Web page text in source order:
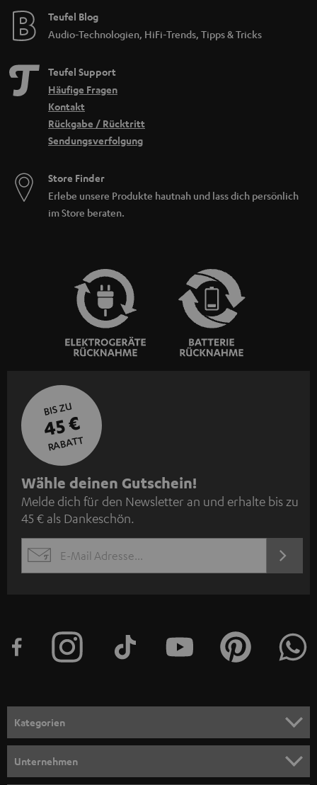
Teufel Blog
Audio-Technologien, HiFi-Trends, Tipps & Tricks
Teufel Support
Häufige Fragen
Kontakt
Rückgabe / Rücktritt
Sendungsverfolgung
Store Finder
Erlebe unsere Produkte hautnah und lass dich persönlich
im Store beraten.
BIS ZU
45 €
RABATT
N
e
w
s
l
e
n
m
e
l
Wähle deinen Gutschein!
Melde dich für den Newsletter an und erhalte bis zu
45 € als Dankeschön.
EMAIL
JETZT
Kategorien
Unternehmen